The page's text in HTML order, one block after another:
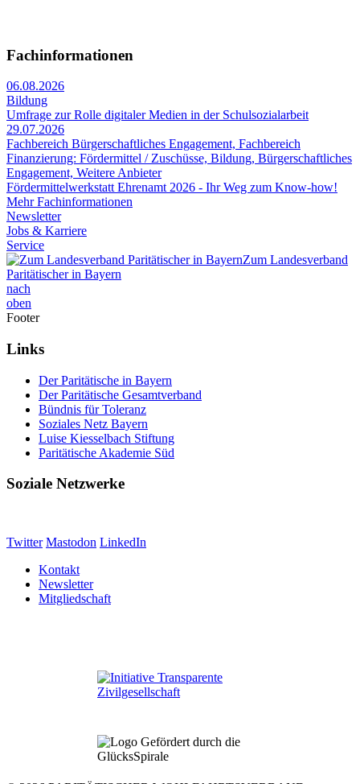
Fachinformationen
06.08.2026
Bildung
Umfrage zur Rolle digitaler Medien in der Schulsozialarbeit
29.07.2026
Fachbereich Bürgerschaftliches Engagement, Fachbereich
Finanzierung: Fördermittel / Zuschüsse, Bildung, Bürgerschaftliches
Engagement, Weitere Anbieter
Fördermittelwerkstatt Ehrenamt 2026 - Ihr Weg zum Know-how!
Mehr Fachinformationen
Newsletter
Jobs & Karriere
Service
Zum Landesverband
Paritätischer in Bayern
nach
oben
Footer
Links
Der Paritätische in Bayern
Der Paritätische Gesamtverband
Bündnis für Toleranz
Soziales Netz Bayern
Luise Kiesselbach Stiftung
Paritätische Akademie Süd
Soziale Netzwerke
Twitter Mastodon LinkedIn
Kontakt
Newsletter
Mitgliedschaft